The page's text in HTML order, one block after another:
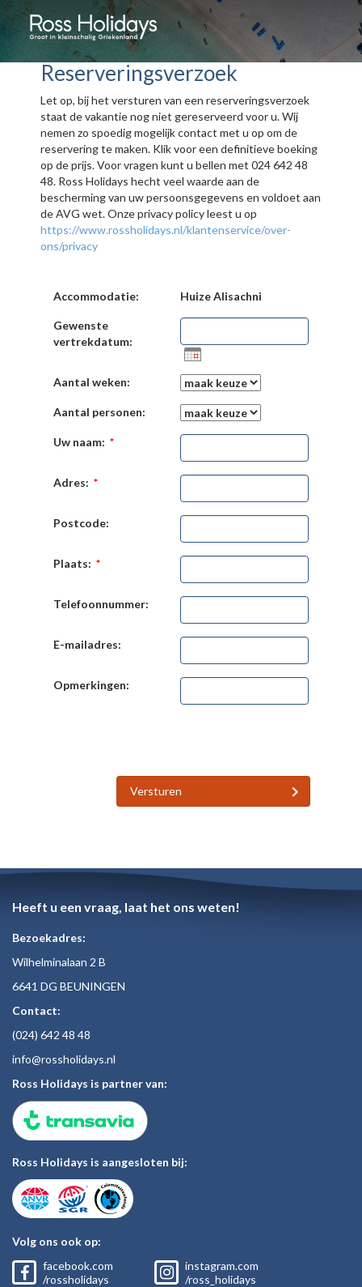
Reserveringsverzoek
Let op, bij het versturen van een reserveringsverzoek
staat de vakantie nog niet gereserveerd voor u. Wij
nemen zo spoedig mogelijk contact met u op om de
reservering te maken. Klik voor een definitieve boeking
op de prijs. Voor vragen kunt u bellen met 024 642 48
48. Ross Holidays hecht veel waarde aan de
bescherming van uw persoonsgegevens en voldoet aan
de AVG wet. Onze privacy policy leest u op
https://www.rossholidays.nl/klantenservice/over-
ons/privacy
Accommodatie: Huize Alisachni
Gewenste
vertrekdatum:
Aantal weken:
Aantal personen:
Uw naam: *
Adres: *
Postcode:
Plaats: *
Telefoonnummer:
E-mailadres:
Opmerkingen:
Versturen
Heeft u een vraag, laat het ons weten!
Bezoekadres:
Wilhelminalaan 2 B
6641 DG BEUNINGEN
Contact:
(024) 642 48 48
info@rossholidays.nl
Ross Holidays is partner van:
Ross Holidays is aangesloten bij:
Volg ons ook op:
facebook.com
/rossholidays
instagram.com
/ross_holidays